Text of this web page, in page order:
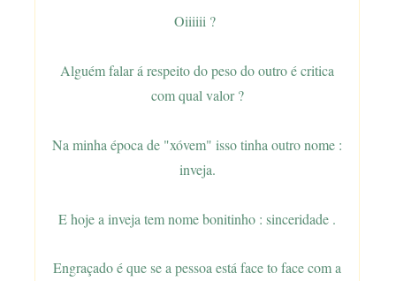
Oiiiiii ?
Alguém falar á respeito do peso do outro é critica
com qual valor ?
Na minha época de "xóvem" isso tinha outro nome :
inveja.
E hoje a inveja tem nome bonitinho : sinceridade .
Engraçado é que se a pessoa está face to face com a